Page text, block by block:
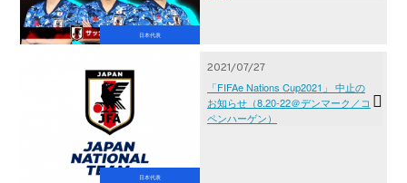
日本代表
日本代表
2021/07/27
「FIFAe Nations Cup2021」 中止の
お知らせ（8.20-22＠デンマーク／コ
ペンハーゲン）